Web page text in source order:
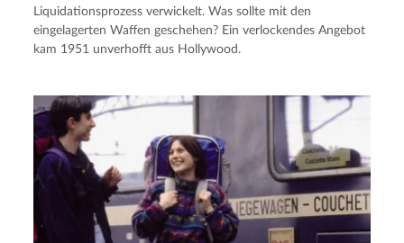
Liquidationsprozess verwickelt. Was sollte mit den
eingelagerten Waffen geschehen? Ein verlockendes Angebot
kam 1951 unverhofft aus Hollywood.